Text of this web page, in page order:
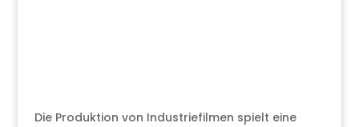
Die Produktion von Industriefilmen spielt eine